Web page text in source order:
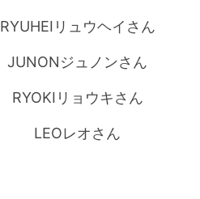
RYUHEIリュウヘイさん
JUNONジュノンさん
RYOKIリョウキさん
LEOレオさん